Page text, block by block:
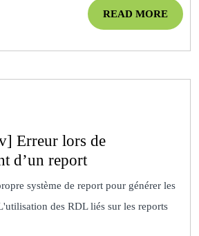
ont
nulle
READ MOREREAD
MORE
Erreur lors de
d’un report[Dynamics
Nav]
Erreur
système de report pour générer les
des RDL liés sur les reports